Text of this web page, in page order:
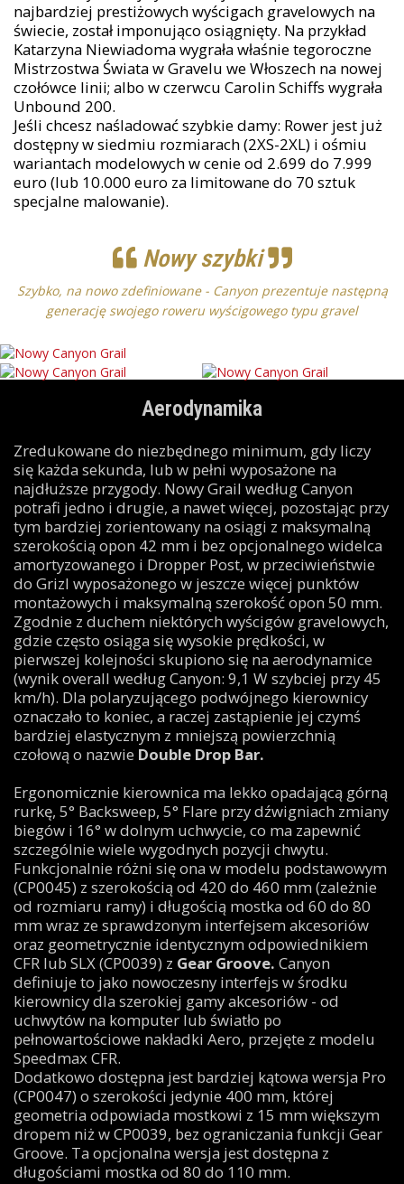
najbardziej prestiżowych wyścigach gravelowych na
świecie, został imponująco osiągnięty. Na przykład
Katarzyna Niewiadoma wygrała właśnie tegoroczne
Mistrzostwa Świata w Gravelu we Włoszech na nowej
czołówce linii; albo w czerwcu Carolin Schiffs wygrała
Unbound 200.
Jeśli chcesz naśladować szybkie damy: Rower jest już
dostępny w siedmiu rozmiarach (2XS-2XL) i ośmiu
wariantach modelowych w cenie od 2.699 do 7.999
euro (lub 10.000 euro za limitowane do 70 sztuk
specjalne malowanie).
Nowy szybki
Szybko, na nowo zdefiniowane - Canyon prezentuje następną
generację swojego roweru wyścigowego typu gravel
Aerodynamika
Zredukowane do niezbędnego minimum, gdy liczy
się każda sekunda, lub w pełni wyposażone na
najdłuższe przygody. Nowy Grail według Canyon
potrafi jedno i drugie, a nawet więcej, pozostając przy
tym bardziej zorientowany na osiągi z maksymalną
szerokością opon 42 mm i bez opcjonalnego widelca
amortyzowanego i Dropper Post, w przeciwieństwie
do Grizl wyposażonego w jeszcze więcej punktów
montażowych i maksymalną szerokość opon 50 mm.
Zgodnie z duchem niektórych wyścigów gravelowych,
gdzie często osiąga się wysokie prędkości, w
pierwszej kolejności skupiono się na aerodynamice
(wynik overall według Canyon: 9,1 W szybciej przy 45
km/h). Dla polaryzującego podwójnego kierownicy
oznaczało to koniec, a raczej zastąpienie jej czymś
bardziej elastycznym z mniejszą powierzchnią
czołową o nazwie Double Drop Bar.
Ergonomicznie kierownica ma lekko opadającą górną
rurkę, 5° Backsweep, 5° Flare przy dźwigniach zmiany
biegów i 16° w dolnym uchwycie, co ma zapewnić
szczególnie wiele wygodnych pozycji chwytu.
Funkcjonalnie różni się ona w modelu podstawowym
(CP0045) z szerokością od 420 do 460 mm (zależnie
od rozmiaru ramy) i długością mostka od 60 do 80
mm wraz ze sprawdzonym interfejsem akcesoriów
oraz geometrycznie identycznym odpowiednikiem
CFR lub SLX (CP0039) z Gear Groove. Canyon
definiuje to jako nowoczesny interfejs w środku
kierownicy dla szerokiej gamy akcesoriów - od
uchwytów na komputer lub światło po
pełnowartościowe nakładki Aero, przejęte z modelu
Speedmax CFR.
Dodatkowo dostępna jest bardziej kątowa wersja Pro
(CP0047) o szerokości jedynie 400 mm, której
geometria odpowiada mostkowi z 15 mm większym
dropem niż w CP0039, bez ograniczania funkcji Gear
Groove. Ta opcjonalna wersja jest dostępna z
długościami mostka od 80 do 110 mm.